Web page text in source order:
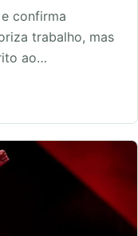
confirma
trabalho, mas
ao…